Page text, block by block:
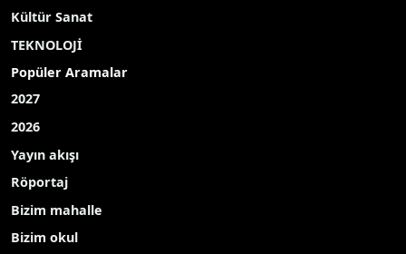
Kültür Sanat
TEKNOLOJİ
Popüler Aramalar
2027
2026
Yayın akışı
Röportaj
Bizim mahalle
Bizim okul